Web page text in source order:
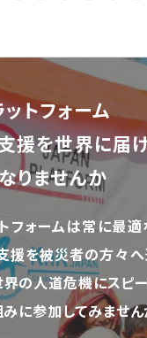
ットフォーム
援を世界に届
りませんか
フォームは常に最
援を被災者の方々
の人道危機にスピ
に参加してみません